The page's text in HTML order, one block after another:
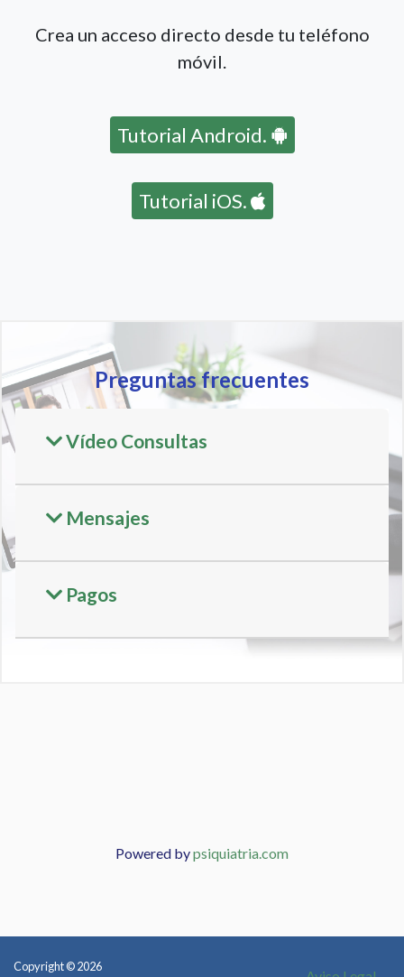
Crea un acceso directo desde tu teléfono
móvil.
Tutorial Android.
Tutorial iOS.
Preguntas frecuentes
Vídeo Consultas
Mensajes
Pagos
Powered bypsiquiatria.com
Copyright © 2026